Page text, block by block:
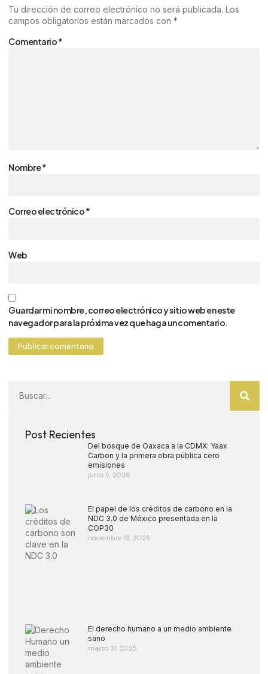
Tu dirección de correo electrónico no será publicada. Los
campos obligatorios están marcados con *
Comentario*
Nombre*
Correo electrónico*
Web
Guardar mi nombre, correo electrónico y sitio web en este
navegador para la próxima vez que haga un comentario.
Post Recientes
Del bosque de Oaxaca a la CDMX: Yaax
Carbon y la primera obra pública cero
emisiones
junio 5, 2026
El papel de los créditos de carbono en la
NDC 3.0 de México presentada en la
COP30
noviembre 19, 2025
El derecho humano a un medio ambiente
sano
marzo 31, 2025